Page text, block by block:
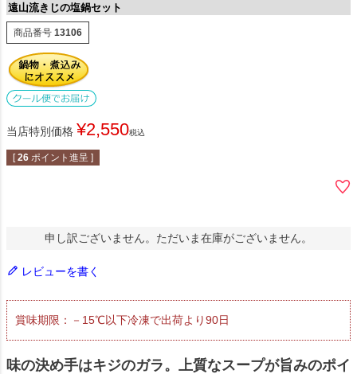
遠山流きじの塩鍋セット
商品番号 13106
当店特別価格 ¥2,550税込
[ 26 ポイント進呈 ]
申し訳ございません。ただいま在庫がございません。
レビューを書く
賞味期限：－15℃以下冷凍で出荷より90日
味の決め手はキジのガラ。上質なスープが旨みのポイ